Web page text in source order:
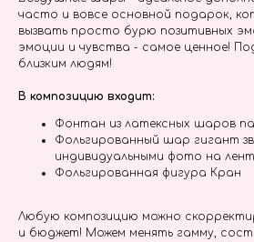
часто и вовсе основной подарок,
вызвать просто бурю позитивных
эмоции и чувства - самое ценное!
близким людям!
В композицию входит:
Фонтан из латексных шаров
Фольгированный шар гигант
индивидуальными фото на
Фольгированная фигура Кран
Любую композицию можно
и бюджет! Можем менять гамму,